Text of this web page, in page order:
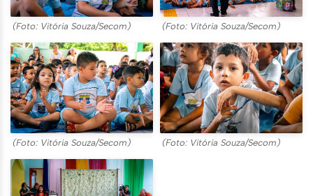
(Foto: Vitória Souza/Secom) (Foto: Vitória Souza/Secom)
(Foto: Vitória Souza/Secom) (Foto: Vitória Souza/Secom)